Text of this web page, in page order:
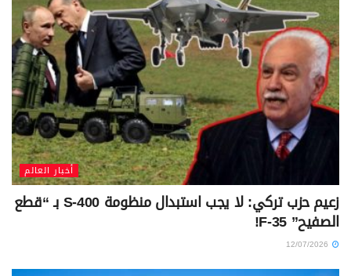
أخبار العالم
زعيم حزب تركي: لا يجب استبدال منظومة S-400 بـ “قطع
الصفيح” F-35!